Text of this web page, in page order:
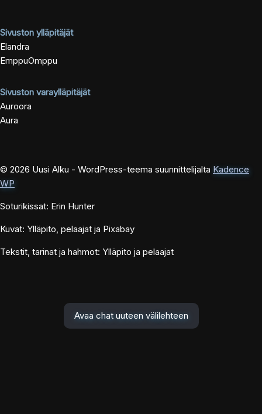
Sivuston ylläpitäjät
Elandra
EmppuOmppu
Sivuston varaylläpitäjät
Auroora
Aura
© 2026 Uusi Alku - WordPress-teema suunnittelijalta Kadence
WP
Soturikissat: Erin Hunter
Kuvat: Ylläpito, pelaajat ja Pixabay
Tekstit, tarinat ja hahmot: Ylläpito ja pelaajat
Avaa chat uuteen välilehteen